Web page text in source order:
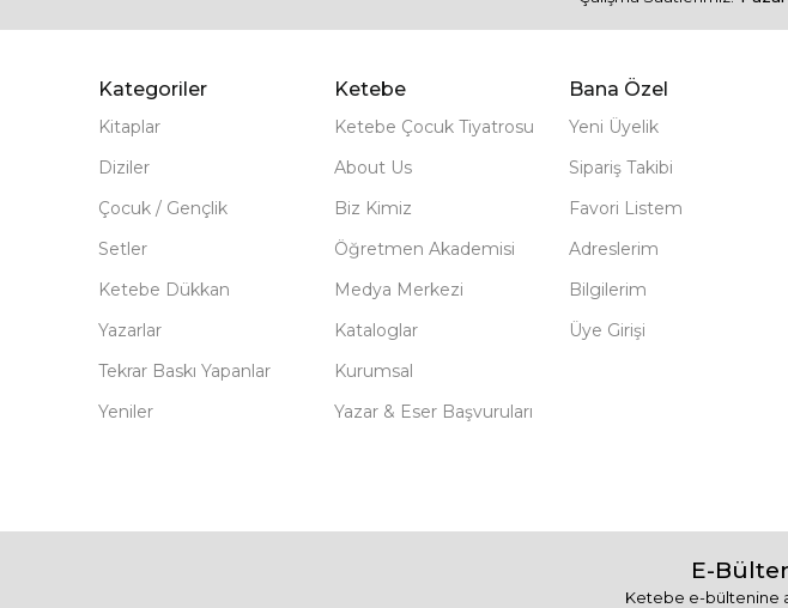
Kategoriler
Kitaplar
Diziler
Çocuk / Gençlik
Setler
Ketebe Dükkan
Yazarlar
Tekrar Baskı Yapanlar
Yeniler
Ketebe
Ketebe Çocuk Tiyatrosu
About Us
Biz Kimiz
Öğretmen Akademisi
Medya Merkezi
Kataloglar
Kurumsal
Yazar & Eser Başvuruları
Bana Özel
Yeni Üyelik
Sipariş Takibi
Favori Listem
Adreslerim
Bilgilerim
Üye Girişi
E-
Ketebe e-bültenine